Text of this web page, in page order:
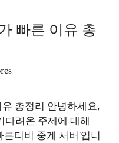
빠른 이유 총
총정리 안녕하세요,
다려온 주제에 대해
티비 중계 서버’입니